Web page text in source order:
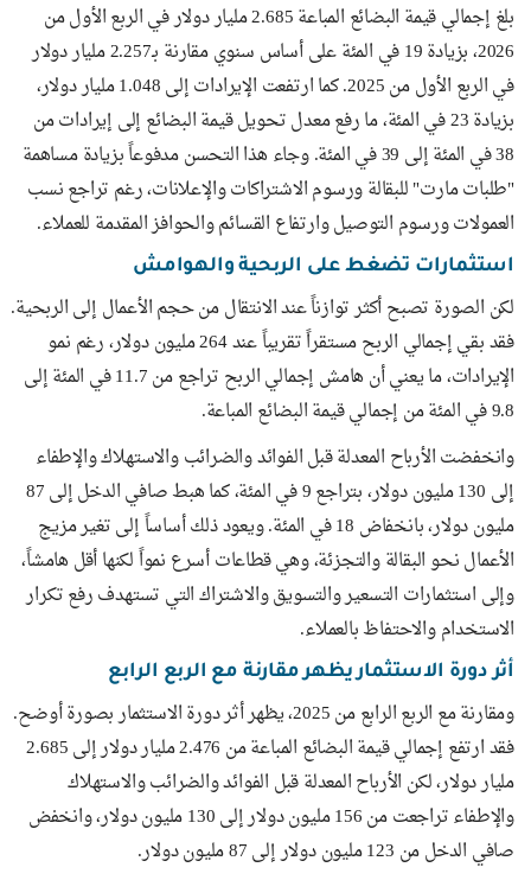
بلغ إجمالي قيمة البضائع المباعة 2.685 مليار دولار في الربع الأول من
2026، بزيادة 19 في المئة على أساس سنوي مقارنة بـ2.257 مليار دولار
في الربع الأول من 2025. كما ارتفعت الإيرادات إلى 1.048 مليار دولار،
بزيادة 23 في المئة، ما رفع معدل تحويل قيمة البضائع إلى إيرادات من
38 في المئة إلى 39 في المئة. وجاء هذا التحسن مدفوعاً بزيادة مساهمة
"طلبات مارت" للبقالة ورسوم الاشتراكات والإعلانات، رغم تراجع نسب
العمولات ورسوم التوصيل وارتفاع القسائم والحوافز المقدمة للعملاء.
استثمارات تضغط على الربحية والهوامش
لكن الصورة تصبح أكثر توازناً عند الانتقال من حجم الأعمال إلى الربحية.
فقد بقي إجمالي الربح مستقراً تقريباً عند 264 مليون دولار، رغم نمو
الإيرادات، ما يعني أن هامش إجمالي الربح تراجع من 11.7 في المئة إلى
9.8 في المئة من إجمالي قيمة البضائع المباعة.
وانخفضت الأرباح المعدلة قبل الفوائد والضرائب والاستهلاك والإطفاء
إلى 130 مليون دولار، بتراجع 9 في المئة، كما هبط صافي الدخل إلى 87
مليون دولار، بانخفاض 18 في المئة. ويعود ذلك أساساً إلى تغير مزيج
الأعمال نحو البقالة والتجزئة، وهي قطاعات أسرع نمواً لكنها أقل هامشاً،
وإلى استثمارات التسعير والتسويق والاشتراك التي تستهدف رفع تكرار
الاستخدام والاحتفاظ بالعملاء.
أثر دورة الاستثمار يظهر مقارنة مع الربع الرابع
ومقارنة مع الربع الرابع من 2025، يظهر أثر دورة الاستثمار بصورة أوضح.
فقد ارتفع إجمالي قيمة البضائع المباعة من 2.476 مليار دولار إلى 2.685
مليار دولار، لكن الأرباح المعدلة قبل الفوائد والضرائب والاستهلاك
والإطفاء تراجعت من 156 مليون دولار إلى 130 مليون دولار، وانخفض
صافي الدخل من 123 مليون دولار إلى 87 مليون دولار.